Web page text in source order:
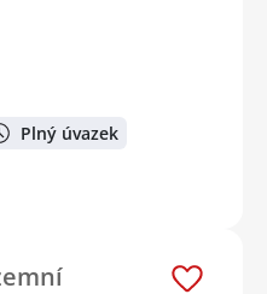
Plný úvazek